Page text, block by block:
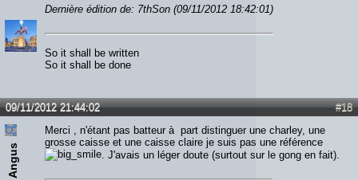
Dernière édition de: 7thSon (09/11/2012 18:42:01)
So it shall be written
So it shall be done
#18
09/11/2012 21:44:02
Angus
Merci , n'étant pas batteur à part distinguer une charley, une
grosse caisse et une caisse claire je suis pas une référence
. J'avais un léger doute (surtout sur le gong en fait).